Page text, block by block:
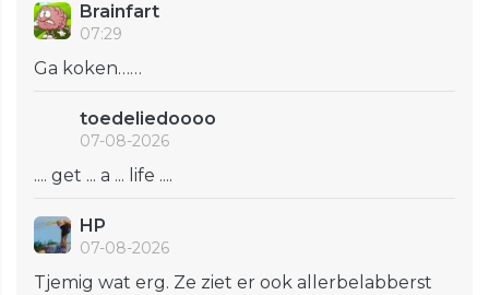
Brainfart
07:29
Ga koken……
toedeliedoooo
07-08-2026
.... get ... a ... life ....
HP
07-08-2026
Tjemig wat erg. Ze ziet er ook allerbelabberst